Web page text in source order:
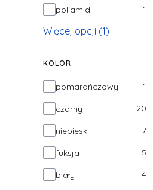
poliamid 1
Więcej opcji (1)
KOLOR
Kolorpomarańczowy 1
czarny 20
niebieski 7
fuksja 5
biały 4